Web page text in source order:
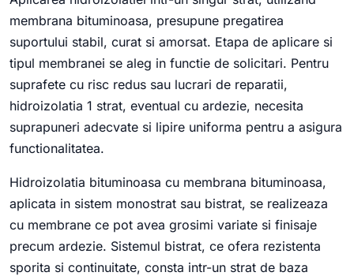
membrana bituminoasa, presupune pregatirea
suportului stabil, curat si amorsat. Etapa de aplicare si
tipul membranei se aleg in functie de solicitari. Pentru
suprafete cu risc redus sau lucrari de reparatii,
hidroizolatia 1 strat, eventual cu ardezie, necesita
suprapuneri adecvate si lipire uniforma pentru a asigura
functionalitatea.
Hidroizolatia bituminoasa cu membrana bituminoasa,
aplicata in sistem monostrat sau bistrat, se realizeaza
cu membrane ce pot avea grosimi variate si finisaje
precum ardezie. Sistemul bistrat, ce ofera rezistenta
sporita si continuitate, consta intr-un strat de baza